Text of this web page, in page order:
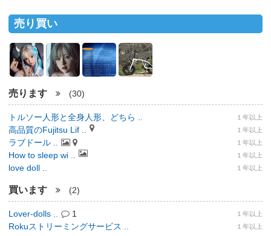
売り買い
売ります (30)
トルソー人形と全身人形、どちら .. １年以上
高品質のFujitsu Lif .. １年以上
ラブドール .. １年以上
How to sleep wi .. １年以上
love doll .. １年以上
買います (2)
Lover-dolls .. 1 １年以上
Rokuストリーミングサービス .. １年以上